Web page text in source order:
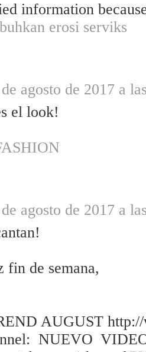
information
erosi serviks
agosto de 2017 a
el look!
agosto de 2017 a
fin de semana,
AUGUST
NUEVO